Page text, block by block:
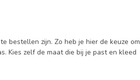
bestellen zijn. Zo heb je hier de keuze om
Kies zelf de maat die bij je past en kleed